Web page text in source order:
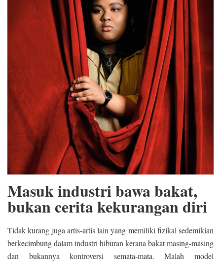
Masuk industri bawa bakat,
bukan cerita kekurangan diri
Tidak kurang juga artis-artis lain yang memiliki fizikal sedemikian
berkecimbung dalam industri hiburan kerana bakat masing-masing
dan bukannya kontroversi semata-mata. Malah model